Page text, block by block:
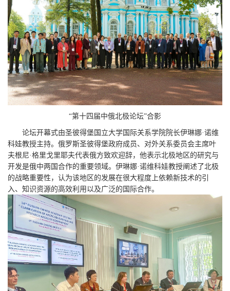
“第十四届中俄北极论坛”合影
论坛开幕式由圣彼得堡国立大学国际关系学院院长伊琳娜·诺维
科娃教授主持。 俄罗斯圣彼得堡政府成员、对外关系委员会主席叶
夫根尼·格里戈里耶夫代表俄方致欢迎辞，他表示北极地区的研究与
开发是俄中两国合作的重要领域。伊琳娜·诺维科娃教授阐述了北极
的战略重要性，认为该地区的发展在很大程度上依赖新技术的引
入、知识资源的高效利用以及广泛的国际合作。